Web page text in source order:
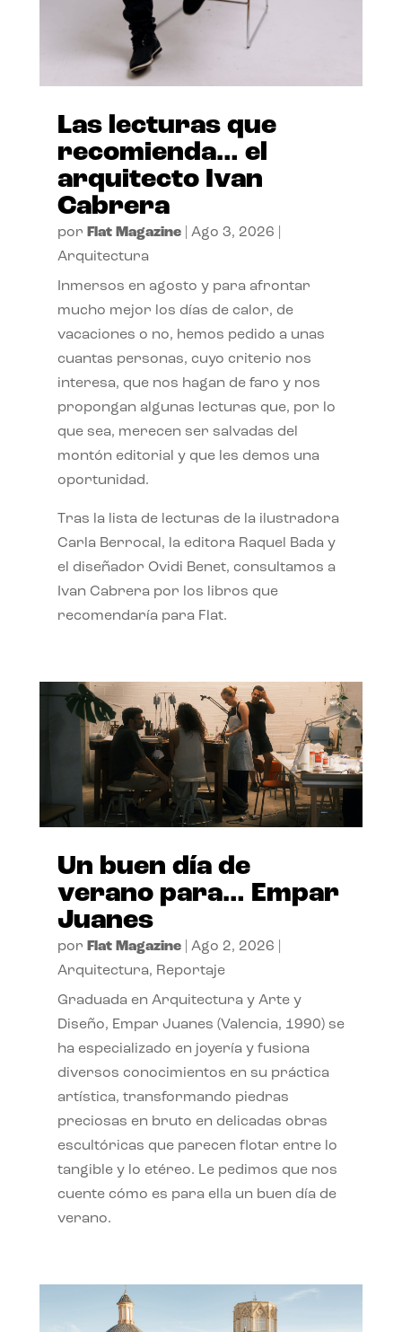
Las lecturas que
recomienda… el
arquitecto Ivan
Cabrera
por Flat Magazine| Ago 3, 2026
Arquitectura
Inmersos en agosto y para afrontar
mucho mejor los días de calor, de
vacaciones o no, hemos pedido a unas
cuantas personas, cuyo criterio nos
interesa, que nos hagan de faro y nos
propongan algunas lecturas que, por lo
que sea, merecen ser salvadas del
montón editorial y que les demos una
oportunidad.
Tras la lista de lecturas de la ilustradora
Carla Berrocal, la editora Raquel Bada y
el diseñador Ovidi Benet, consultamos a
Ivan Cabrera por los libros que
recomendaría para Flat.
Un buen día de
verano para… Empar
Juanes
por Flat Magazine| Ago 2, 2026
Arquitectura, Reportaje
Graduada en Arquitectura y Arte y
Diseño, Empar Juanes (Valencia, 1990) se
ha especializado en joyería y fusiona
diversos conocimientos en su práctica
artística, transformando piedras
preciosas en bruto en delicadas obras
escultóricas que parecen flotar entre lo
tangible y lo etéreo. Le pedimos que nos
cuente cómo es para ella un buen día de
verano.